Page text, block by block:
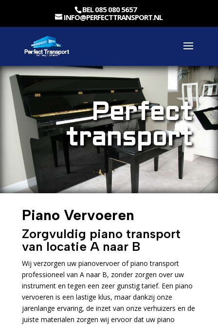
BEL 085 080 5657
INFO@PERFECTTRANSPORT.NL
Perfect
transport
Piano Vervoeren
Zorgvuldig piano transport
van locatie A naar B
Wij verzorgen uw pianovervoer of piano transport
professioneel van A naar B, zonder zorgen over uw
instrument en tegen een zeer gunstig tarief. Een piano
vervoeren is een lastige klus, maar dankzij onze
jarenlange ervaring, de inzet van onze verhuizers en de
juiste materialen zorgen wij ervoor dat uw piano